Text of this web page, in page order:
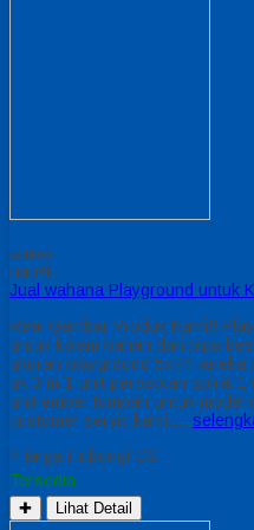
Diskon
nan%
Jual wahana Playground untuk
Real Gambar Produk Kami!!
untuk kolam bahan dari pipa
ukuran playground 5x7m
uk 3 m 1 unit perosotan spiral 1
unit ember tumpah untuk
customer servic kami….
*Harga Hubungi CS
Tersedia
✚ Lihat Detail